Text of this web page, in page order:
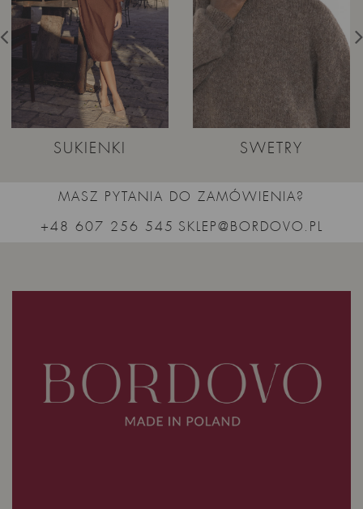
SUKIENKI SWETRY
MASZ PYTANIA DO ZAMÓWIENIA?
+48 607 256 545 SKLEP@BORDOVO.PL